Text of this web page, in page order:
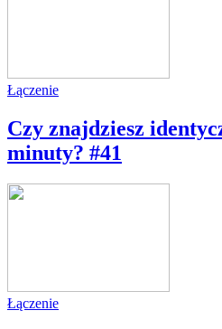
Łączenie
Czy znajdziesz
minuty? #41
Łączenie